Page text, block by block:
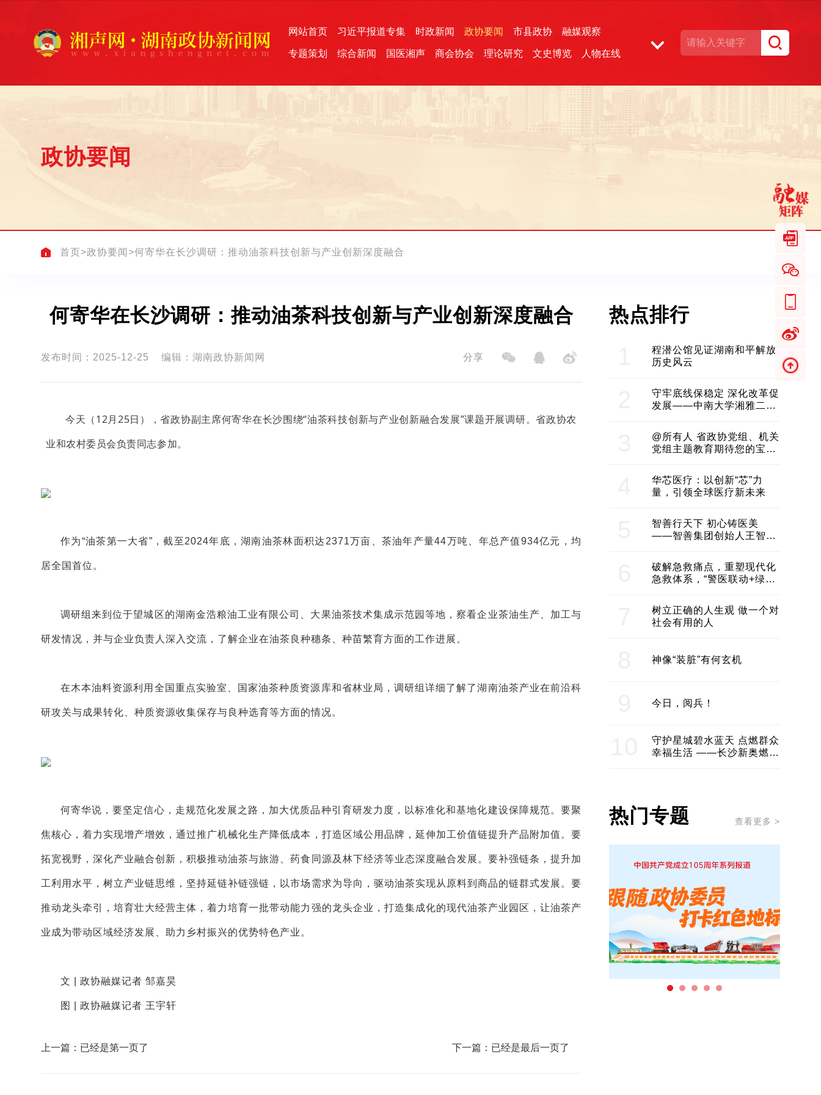
网站首页 习近平报道专集 时政新闻 政协要闻 市县政协 融媒观察
专题策划 综合新闻 国医湘声 商会协会 理论研究 文史博览 人物在线
政协要闻
首页>政协要闻 >何寄华在长沙调研：推动油茶科技创新与产业创新深度融合
何寄华在长沙调研：推动油茶科技创新与产业创新深度融合
发布时间：2025-12-25 编辑：湖南政协新闻网 分享
今天（12月25日），省政协副主席何寄华在长沙围绕“油茶科技创新与产业创新融合发展”课题开展调研。省政协农
业和农村委员会负责同志参加。
作为“油茶第一大省”，截至2024年底，湖南油茶林面积达2371万亩、茶油年产量44万吨、年总产值934亿元，均
居全国首位。
调研组来到位于望城区的湖南金浩粮油工业有限公司、大果油茶技术集成示范园等地，察看企业茶油生产、加工与
研发情况，并与企业负责人深入交流，了解企业在油茶良种穗条、种苗繁育方面的工作进展。
在木本油料资源利用全国重点实验室、国家油茶种质资源库和省林业局，调研组详细了解了湖南油茶产业在前沿科
研攻关与成果转化、种质资源收集保存与良种选育等方面的情况。
何寄华说，要坚定信心，走规范化发展之路，加大优质品种引育研发力度，以标准化和基地化建设保障规范。要聚
焦核心，着力实现增产增效，通过推广机械化生产降低成本，打造区域公用品牌，延伸加工价值链提升产品附加值。要
拓宽视野，深化产业融合创新，积极推动油茶与旅游、药食同源及林下经济等业态深度融合发展。要补强链条，提升加
工利用水平，树立产业链思维，坚持延链补链强链，以市场需求为导向，驱动油茶实现从原料到商品的链群式发展。要
推动龙头牵引，培育壮大经营主体，着力培育一批带动能力强的龙头企业，打造集成化的现代油茶产业园区，让油茶产
业成为带动区域经济发展、助力乡村振兴的优势特色产业。
文 | 政协融媒记者 邹嘉昊
图 | 政协融媒记者 王宇轩
上一篇：已经是第一页了 下一篇：已经是最后一页了
热点排行
程潜公馆见证湖南和平解放
历史风云
守牢底线保稳定 深化改革促
发展——中南大学湘雅二医
@所有人 省政协党组、机关
党组主题教育期待您的宝贵
华芯医疗：以创新“芯”力
量，引领全球医疗新未来
智善行天下 初心铸医美
——智善集团创始人王智带
建医美产业良性生态圈
破解急救痛点，重塑现代化
急救体系，“警医联动+绿波
树立正确的人生观 做一个对
社会有用的人
神像“装脏”有何玄机
今日，阅兵！
守护星城碧水蓝天 点燃群众
幸福生活 ——长沙新奥燃气
热门专题 查看更多 >